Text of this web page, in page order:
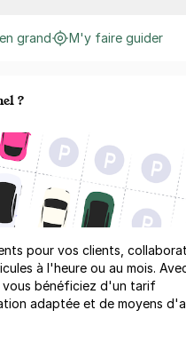
grand M'y faire guider
?
pour vos clients,
à l'heure ou au mois.
, vous bénéficiez d'un tarif
adaptée et de moyens